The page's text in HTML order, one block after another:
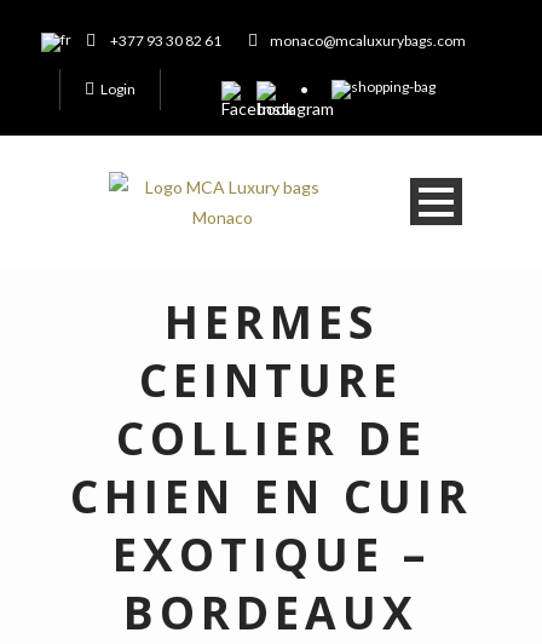
+377 93 30 82 61 monaco@mcaluxurybags.com
Login
HERMES
CEINTURE
COLLIER DE
CHIEN EN CUIR
EXOTIQUE –
BORDEAUX